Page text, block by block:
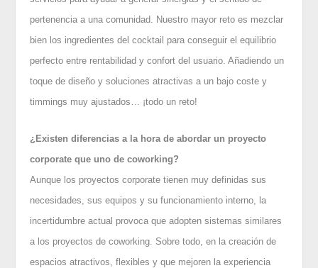
pertenencia a una comunidad. Nuestro mayor reto es mezclar
bien los ingredientes del cocktail para conseguir el equilibrio
perfecto entre rentabilidad y confort del usuario. Añadiendo un
toque de diseño y soluciones atractivas a un bajo coste y
timmings muy ajustados… ¡todo un reto!
¿Existen diferencias a la hora de abordar un proyecto
corporate que uno de coworking?
Aunque los proyectos corporate tienen muy definidas sus
necesidades, sus equipos y su funcionamiento interno, la
incertidumbre actual provoca que adopten sistemas similares
a los proyectos de coworking. Sobre todo, en la creación de
espacios atractivos, flexibles y que mejoren la experiencia